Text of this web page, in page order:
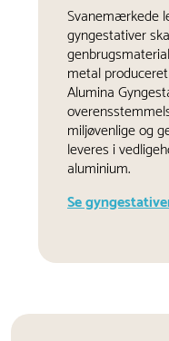
Svanemærkede
gyngestativer
metal
Alumina
miljøvenlige og
leveres i
aluminium.
Se